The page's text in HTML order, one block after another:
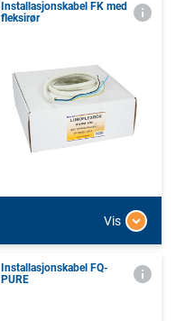
Installasjonskabel FK med
fleksirør
Vis
Installasjonskabel FQ-
PURE